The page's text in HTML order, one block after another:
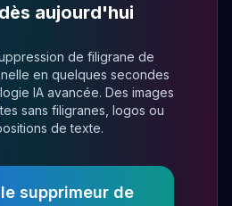
aujourd'hui
de filigrane de
en quelques secondes
IA avancée. Des images
sans filigranes, logos ou
de texte.
supprimeur de